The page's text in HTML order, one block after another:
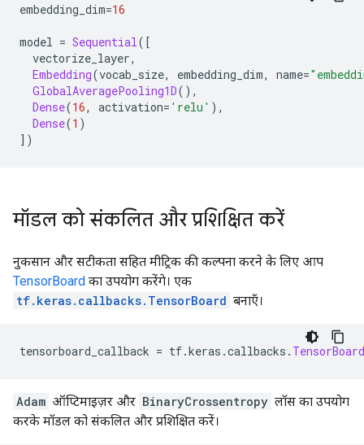
embedding_dim=16
model = Sequential ([
vectorize_layer,
Embedding(vocab_size, embedding_dim, name=
GlobalAveragePooling1D(),
Dense(16, activation= 'relu' ),
Dense(1 )
])
मॉडल को संकलित और प्रशिक्षित करें
नुकसान और सटीकता सहित मीट्रिक की कल्पना करने के लिए आप
TensorBoard का उपयोग करेंगे। एक
tf.keras.callbacks.TensorBoard बनाएँ।
tensorboard_callback = tf.keras .callbacks . TensorBoard
Adam ऑप्टिमाइज़र और BinaryCrossentropy लॉस का उपयोग
करके मॉडल को संकलित और प्रशिक्षित करें।